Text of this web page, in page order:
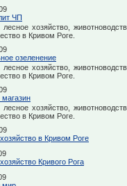
ЧП
лесное хозяйство,
в Кривом Роге.
озеленение
лесное хозяйство,
в Кривом Роге.
магазин
лесное хозяйство,
в Кривом Роге.
в Кривом Роге
Кривого Рога